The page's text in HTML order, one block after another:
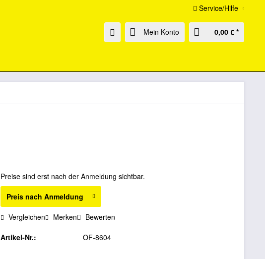
Service/Hilfe
Mein Konto 0,00 € *
Preise sind erst nach der Anmeldung sichtbar.
Preis nach Anmeldung
Vergleichen Merken Bewerten
Artikel-Nr.: OF-8604